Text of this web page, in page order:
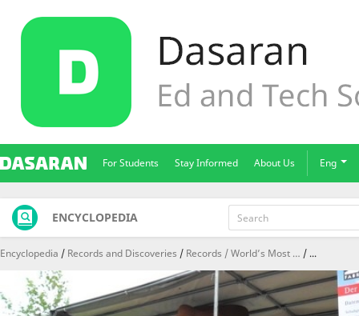
For Students Stay Informed About Us Eng
ENCYCLOPEDIA
Encyclopedia Records and Discoveries Records / World’s Most … ...